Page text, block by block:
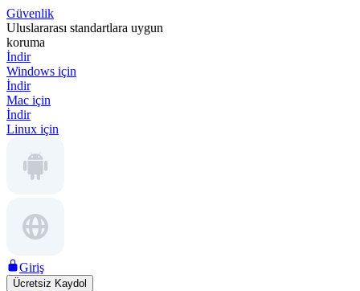
Güvenlik
Uluslararası standartlara uygun
koruma
İndir
Windows için
İndir
Mac için
İndir
Linux için
Giriş
Ücretsiz Kaydol